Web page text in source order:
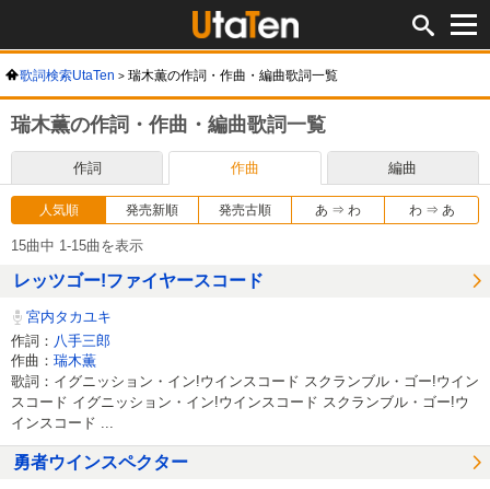
歌詞検索UtaTen 瑞木薫の作詞・作曲・編曲歌詞一覧
瑞木薫の作詞・作曲・編曲歌詞一覧
作詞 作曲 編曲
人気順 発売新順 発売古順 あ ⇒ わ わ ⇒ あ
15曲中 1-15曲を表示
レッツゴー!ファイヤースコード
宮内タカユキ
作詞： 八手三郎
作曲： 瑞木薫
歌詞：イグニッション・イン!ウインスコード スクランブル・ゴー!ウイン
スコード イグニッション・イン!ウインスコード スクランブル・ゴー!ウ
インスコード ...
勇者ウインスペクター